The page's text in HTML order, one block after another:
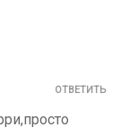
ОТВЕТИТЬ